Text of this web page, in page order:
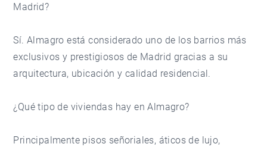
Madrid?
Sí. Almagro está considerado uno de los barrios más
exclusivos y prestigiosos de Madrid gracias a su
arquitectura, ubicación y calidad residencial.
¿Qué tipo de viviendas hay en Almagro?
Principalmente pisos señoriales, áticos de lujo,